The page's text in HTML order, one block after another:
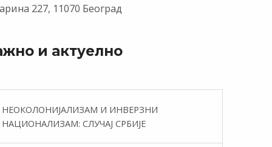
227, 11070 Београд
и актуелно
НЕОКОЛОНИЈАЛИЗАМ И ИНВЕРЗНИ
НАЦИОНАЛИЗАМ: СЛУЧАЈ СРБИЈЕ